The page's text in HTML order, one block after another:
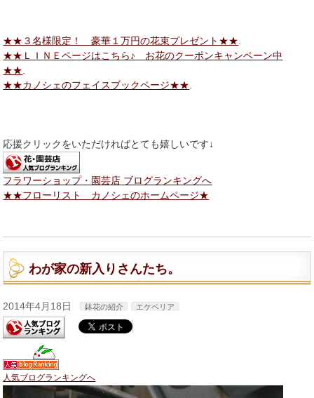
★★３名様限定！ 豪華１万円の花束プレゼント★★.
★★ＬＩＮＥページはこちら♪ お花のクーポンキャンペーン中
★★.
★★カノシェのフェイスブックページ★★.
応援クリックをいただければとても嬉しいです↓
フラワーショップ・園芸店 ブログランキングへ
★★フローリスト カノシェのホームページ★
わが家の新入りさんたち。
2014年4月18日 鉢花の紹介 エケベリア
人気ブログランキングへ